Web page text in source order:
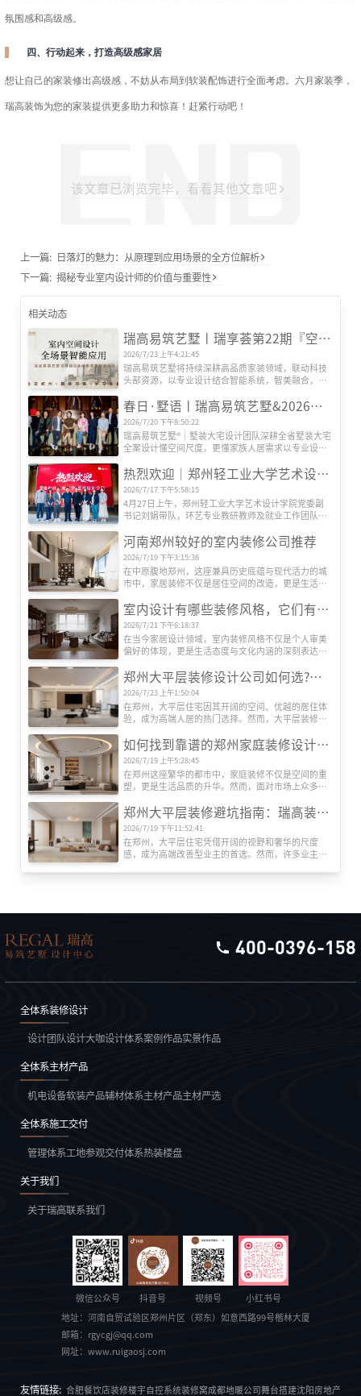
氛围感和高级感。
四、行动起来，打造高级感家居
想让自己的家装修出高级感，不妨从布局到软装配饰进行全面考虑。六月家装季，
瑞高装饰为您的家装提供更多助力和惊喜！赶紧行动吧！
该文章已浏览完毕，看看其他文章吧
上一篇: 日落灯的魅力：从原理到应用场景的全方位解析
下一篇: 揭秘专业室内设计师的价值与重要性
相关动态
瑞高易筑艺墅丨瑞享荟第22期『空间智能场景』研发会圆满举办
2026/7/23 上午4:21:45
瑞高易筑艺墅将持续深耕高品质家装领域，联动科技
头部资源，以专业设计结合智能系统，智美融合，打
春日·墅语丨瑞高易筑艺墅&2026墅装大宅美学设计交流体验会
2026/7/20 下午8:50:22
瑞高易筑艺墅®｜墅装大宅设计团队深耕全省墅装大宅
全案设计懂空间尺度，更懂家族人居需求以专业设计
合，为每一位业主定制专属的墅装大宅方案。
热烈欢迎｜郑州轻工业大学艺术设计学院刘副书记一行莅临瑞高易筑艺墅考察指导
2026/7/17 下午5:58:15
4月27日上午，郑州轻工业大学艺术设计学院党委副
书记刘娟带队，环艺专业教研教师及就业工作团队一
炬斌、郑州轻工业大学优秀毕业生代表、瑞高艺墅高
河南郑州较好的室内装修公司推荐
2026/7/19 下午3:15:38
在中原腹地郑州，这座兼具历史底蕴与现代活力的城
市中，家居装修不仅是居住空间的改造，更是生活品
择一家既能满足个性化需求，又能提供专业服务的装
中，河南瑞高装饰凭借其独特的设计理念、精湛的施
工工艺和贴心的服务体系，逐渐在郑州装修市场占据
一席之地。本文将深入剖析瑞高装饰的核心竞争力，
室内设计有哪些装修风格，它们有什么特色
2026/7/21 下午6:18:37
在当今家居设计领域，室内装修风格不仅是个人审美
偏好的体现，更是生活态度与文化内涵的深刻表达。
风格呈现出前所未有的丰富性与创新性。从古典到现
记忆与美学价值，为居住空间注入灵魂与温度。目前
室内装修有哪些设计风格呢？
郑州大平层装修设计公司如何选?瑞高装饰告诉您把握这5大要点
2026/7/23 上午1:50:04
在郑州，大平层住宅因其开阔的空间、优越的居住体
验，成为高端人居的热门选择。然而，大平层装修对
一家专业且靠谱的装修公司?郑州瑞高装饰为您梳理关
如何找到靠谱的郑州家庭装修设计公司?瑞高装饰揭秘专业选择指南
2026/7/19 上午5:28:45
在郑州这座繁华的都市中，家庭装修不仅是空间的重
塑，更是生活品质的升华。然而，面对市场上众多装
文以郑州知名品牌瑞高装饰为例，结合行业经验，为
郑州大平层装修避坑指南：瑞高装饰教你绕开6大鸡肋设计‌
2026/7/19 下午11:52:41
在郑州，大平层住宅凭借开阔的视野和奢华的尺度
感，成为高端改善型业主的首选。然而，许多业主在
400-0396-158
全体系装修设计
设计团队设计大咖设计体系案例作品实景作品
全体系主材产品
机电设备软装产品辅材体系主材产品主材严选
全体系施工交付
管理体系工地参观交付体系热装楼盘
关于我们
关于瑞高联系我们
微信公众号 抖音号 视频号 小红书号
地址： 河南自贸试验区郑州片区（郑东）如意西路99号楷林大厦
邮箱：
rgycgj@qq.com
网址： www.ruigaosj.com
友情链接: 合肥餐饮店装修楼宇自控系统装修窝成都地暖公司舞台搭建沈阳房地产